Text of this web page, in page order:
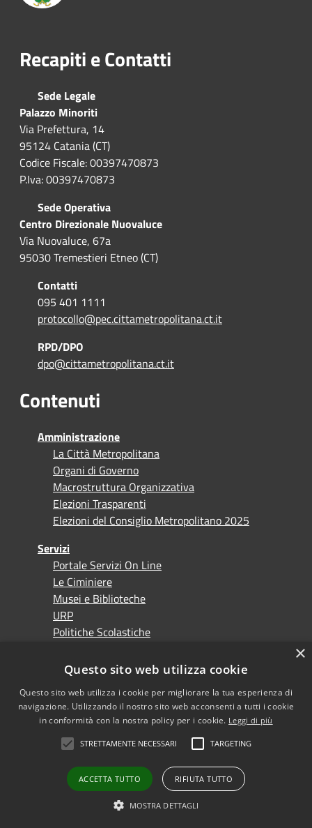
Recapiti e Contatti
Sede Legale
Palazzo Minoriti
Via Prefettura, 14
95124 Catania (CT)
Codice Fiscale: 00397470873
P.Iva: 00397470873
Sede Operativa
Centro Direzionale Nuovaluce
Via Nuovaluce, 67a
95030 Tremestieri Etneo (CT)
Contatti
095 401 1111
protocollo@pec.cittametropolitana.ct.it
RPD/DPO
dpo@cittametropolitana.ct.it
Contenuti
Amministrazione
La Città Metropolitana
Organi di Governo
Macrostruttura Organizzativa
Elezioni Trasparenti
Elezioni del Consiglio Metropolitano 2025
Servizi
Portale Servizi On Line
Le Ciminiere
Musei e Biblioteche
URP
Politiche Scolastiche
Ambiente
Energia
Trasporti
Attuazione Piano Strategico e Agenda Sviluppo
Viabilità e Segnaletica stradale, Ordinanze
Protezione Civile
×
Questo sito web utilizza cookie
Questo sito web utilizza i cookie per migliorare la tua esperienza di
navigazione. Utilizzando il nostro sito web acconsenti a tutti i cookie
in conformità con la nostra policy per i cookie. Leggi di più
STRETTAMENTE NECESSARI TARGETING
ACCETTA TUTTO RIFIUTA TUTTO
MOSTRA DETTAGLI